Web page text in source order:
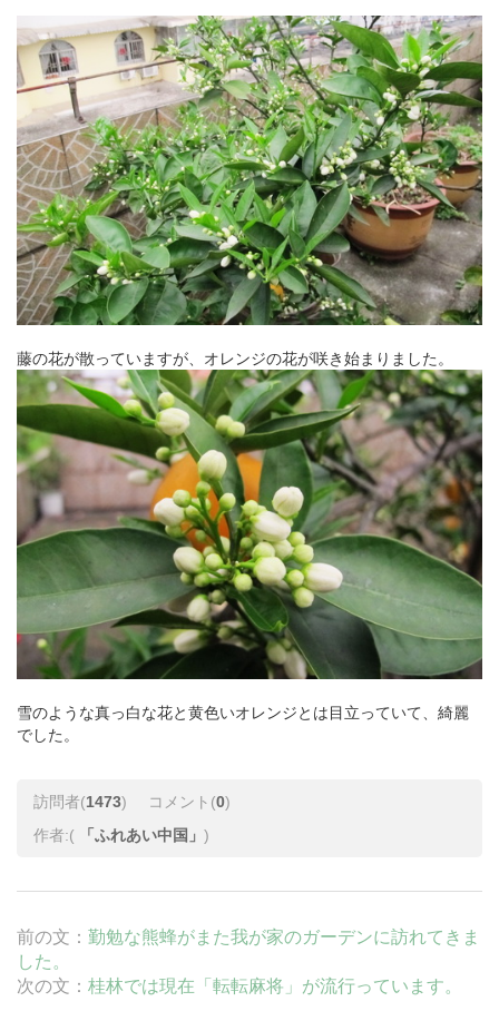
藤の花が散っていますが、オレンジの花が咲き始まりました。
雪のような真っ白な花と黄色いオレンジとは目立っていて、綺麗
でした。
訪問者(1473) コメント(0)
作者:( 「ふれあい中国」 )
前の文： 勤勉な熊蜂がまた我が家のガーデンに訪れてきま
した。
次の文： 桂林では現在「転転麻将」が流行っています。